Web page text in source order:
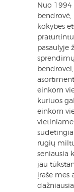
Nuo 1994
bendrovė,
kokybės
pasaulyje
einkorn
kuriuos
einkorn
rugių
seniausia
jau
įraše mes